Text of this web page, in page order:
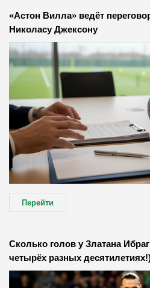
«Астон Вилла» ведёт
Николасу Джексону
Перейти
Сколько голов у Златана
четырёх разных